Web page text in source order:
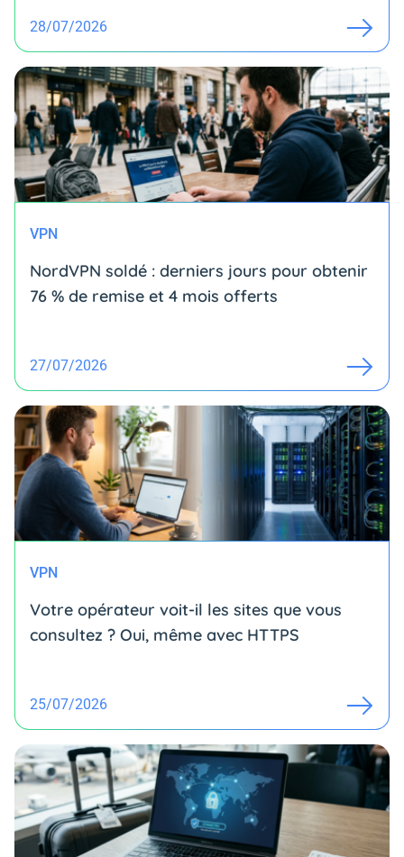
28/07/2026
VPN
NordVPN soldé : derniers jours pour obtenir
76 % de remise et 4 mois offerts
27/07/2026
VPN
Votre opérateur voit-il les sites que vous
consultez ? Oui, même avec HTTPS
25/07/2026